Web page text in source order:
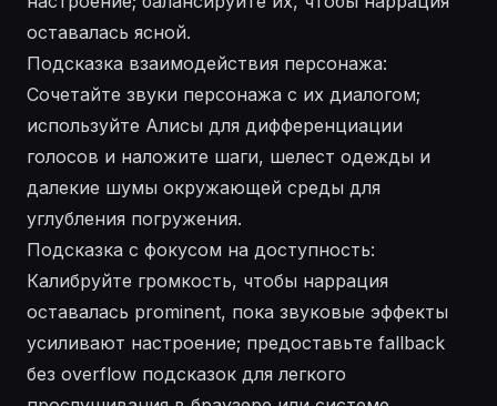
оставалась ясной.
Подсказка взаимодействия персонажа:
Сочетайте звуки персонажа с их диалогом;
используйте Алисы для дифференциации
голосов и наложите шаги, шелест одежды и
далекие шумы окружающей среды для
углубления погружения.
Подсказка с фокусом на доступность:
Калибруйте громкость, чтобы наррация
оставалась prominent, пока звуковые эффекты
усиливают настроение; предоставьте fallback
без overflow подсказок для легкого